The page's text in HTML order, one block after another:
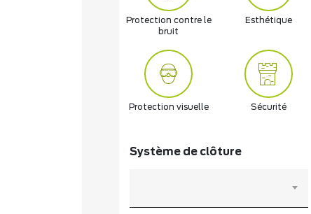
Protection contre le
bruit
Esthétique
Protection visuelle Sécurité
Système de clôture